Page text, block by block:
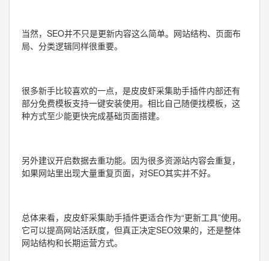
当然，SEO并不只是更新内容这么简单。网站结构、页面布
局、分类逻辑同样很重要。
很多新手比较喜欢的一点，是皮皮虾采集助手插件内部还有
部分免费模板支持一键安装使用。相比自己随便找模板，这
种方式至少能更快完成基础页面搭建。
另外建议开启数据去重功能。因为很多资源站内容会重复，
如果网站里出现大量重复页面，对SEO其实并不好。
总体来看，皮皮虾采集助手插件更适合作为“更新工具”使用。
它可以提高网站活跃度，但真正决定SEO效果的，还是整体
网站结构和长期运营方式。